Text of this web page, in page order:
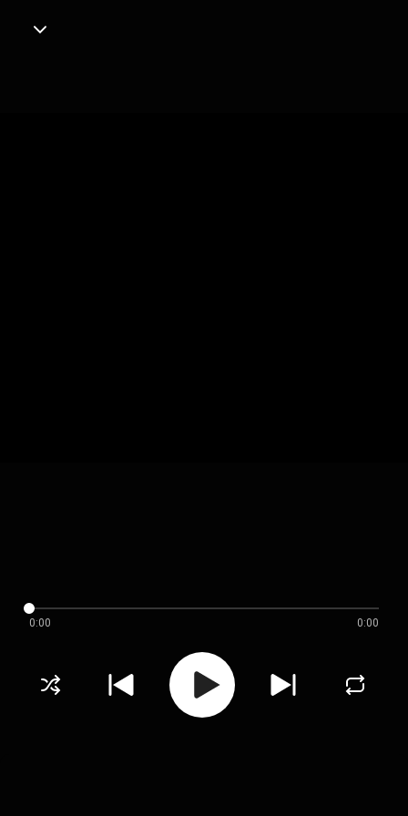
0:00 0:00